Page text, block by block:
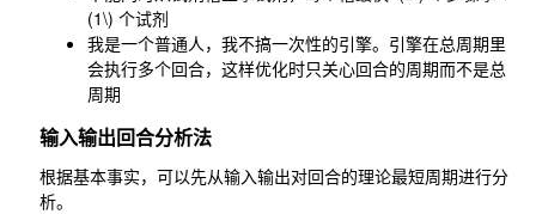
(1\) 个试剂
我是一个普通人，我不搞一次性的引擎。引擎在总周期里
会执行多个回合，这样优化时只关心回合的周期而不是总
周期
输入输出回合分析法
根据基本事实，可以先从输入输出对回合的理论最短周期进行分
析。